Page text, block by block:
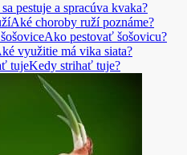
pestuje a spracúva kvaka?
Aké choroby ruží poznáme?
Ako pestovať šošovicu?
využitie má vika siata?
Kedy strihať tuje?